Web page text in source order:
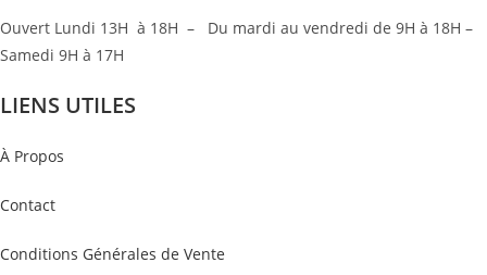
Ouvert Lundi 13H à 18H – Du mardi au vendredi de 9H à 18H –
Samedi 9H à 17H
LIENS UTILES
À Propos
Contact
Conditions Générales de Vente